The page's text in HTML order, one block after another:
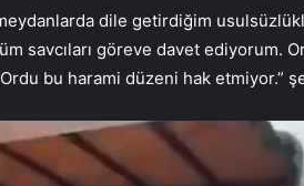
dile getirdiğim
savcıları göreve davet ediyorum.
bu harami düzeni hak etmiyor.”